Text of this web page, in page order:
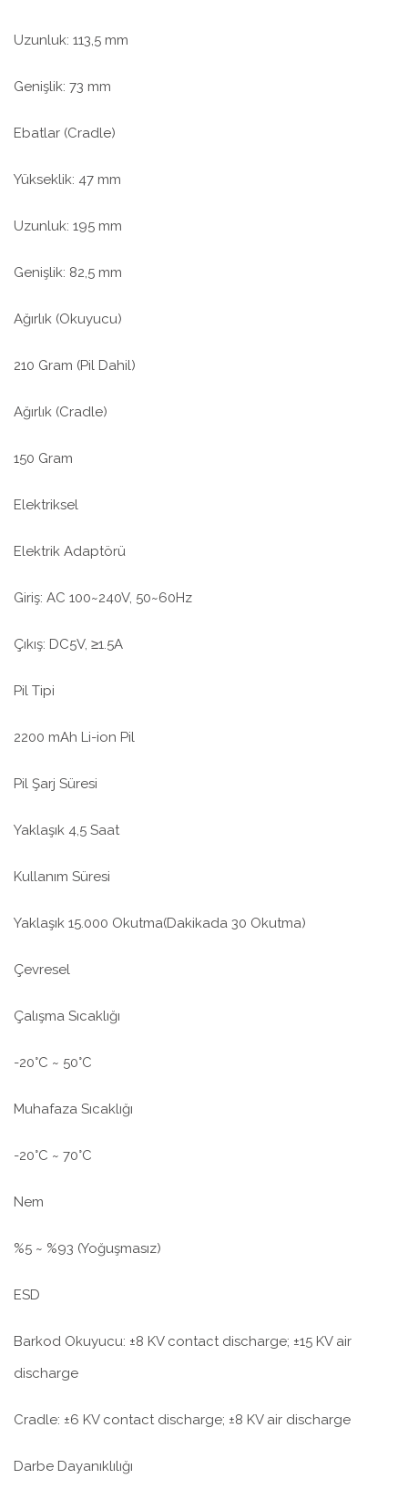
Uzunluk: 113,5 mm
Genişlik: 73 mm
Ebatlar (Cradle)
Yükseklik: 47 mm
Uzunluk: 195 mm
Genişlik: 82,5 mm
Ağırlık (Okuyucu)
210 Gram (Pil Dahil)
Ağırlık (Cradle)
150 Gram
Elektriksel
Elektrik Adaptörü
Giriş: AC 100~240V, 50~60Hz
Çıkış: DC5V, ≥1.5A
Pil Tipi
2200 mAh Li-ion Pil
Pil Şarj Süresi
Yaklaşık 4,5 Saat
Kullanım Süresi
Yaklaşık 15.000 Okutma(Dakikada 30 Okutma)
Çevresel
Çalışma Sıcaklığı
-20°C ~ 50°C
Muhafaza Sıcaklığı
-20°C ~ 70°C
Nem
%5 ~ %93 (Yoğuşmasız)
ESD
Barkod Okuyucu: ±8 KV contact discharge; ±15 KV air
discharge
Cradle: ±6 KV contact discharge; ±8 KV air discharge
Darbe Dayanıklılığı